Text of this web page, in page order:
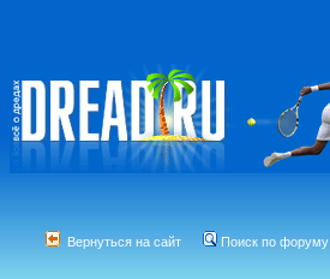
Вернуться на сайт Поиск по форуму